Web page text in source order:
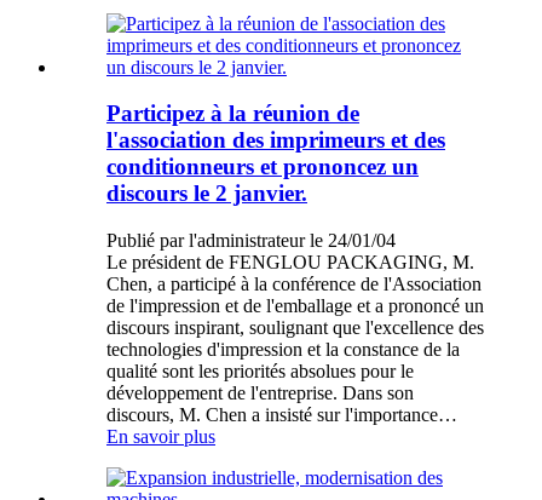
Participez à la réunion de
l'association des imprimeurs et des
conditionneurs et prononcez un
discours le 2 janvier.
Publié par l'administrateur le 24/01/04
Le président de FENGLOU PACKAGING, M.
Chen, a participé à la conférence de l'Association
de l'impression et de l'emballage et a prononcé un
discours inspirant, soulignant que l'excellence des
technologies d'impression et la constance de la
qualité sont les priorités absolues pour le
développement de l'entreprise. Dans son
discours, M. Chen a insisté sur l'importance…
En savoir plus